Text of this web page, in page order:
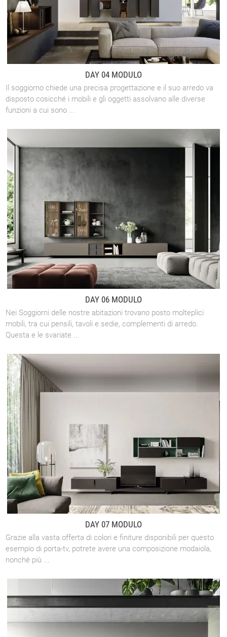
DAY 04 MODULO
Il soggiorno chiede una precisa progettazione e il suo arredo va
disposto cosicché i mobili e gli oggetti assolvano alle diverse
funzioni a cui sono ...
DAY 06 MODULO
Nei Soggiorni delle nostre abitazioni trovano posto molteplici
mobili, tra cui pensili, tavoli e sedie, complementi di arredo.
Questa e le svariate ...
DAY 07 MODULO
Grazie alla vasta offerta di colori e finiture disponibili per questo
esempio di porta-tv, potrete avere una composizione modaiola,
nonché più ...